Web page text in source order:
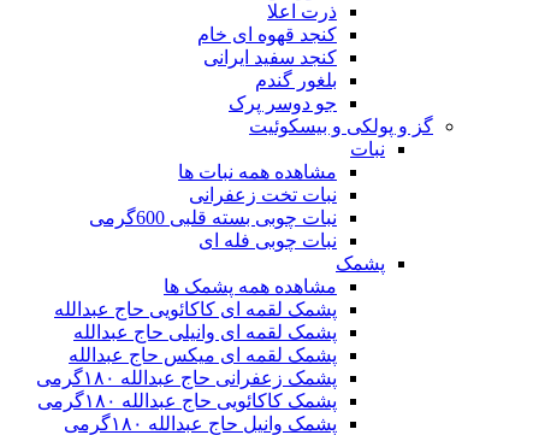
ذرت اعلا
کنجد قهوه ای خام
کنجد سفید ایرانی
بلغور گندم
جو دوسر پرک
گز و پولکی و بیسکوئیت
نبات
مشاهده همه نبات ها
نبات تخت زعفرانی
نبات چوبی بسته قلبی 600گرمی
نبات چوبی فله ای
پشمک
مشاهده همه پشمک ها
پشمک لقمه ای کاکائویی حاج عبدالله
پشمک لقمه ای وانیلی حاج عبدالله
پشمک لقمه ای میکس حاج عبدالله
پشمک زعفرانی حاج عبدالله ۱۸۰گرمی
پشمک کاکائویی حاج عبدالله ۱۸۰گرمی
پشمک وانیل حاج عبدالله ۱۸۰گرمی